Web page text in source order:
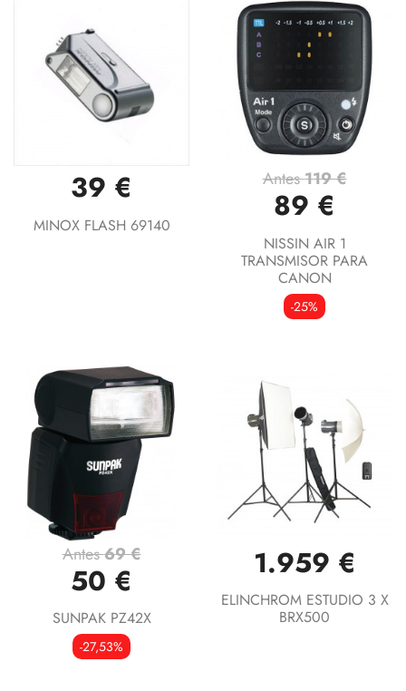
39 €
MINOX FLASH 69140
Antes119 €
89 €
NISSIN AIR 1
TRANSMISOR PARA
CANON
-25%
Antes69 €
50 €
SUNPAK PZ42X
-27,53%
1.959 €
ELINCHROM ESTUDIO 3 X
BRX500